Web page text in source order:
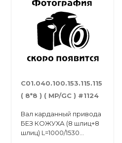
С01.040.100.153.115.115
( 8*8 ) ( MP/GC ) #1124
Вал карданный привода
БЕЗ КОЖУХА (8 шлиц+8
шлиц) L=1000/1530